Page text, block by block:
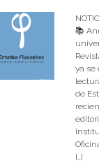
📚
ya se
de
[…]